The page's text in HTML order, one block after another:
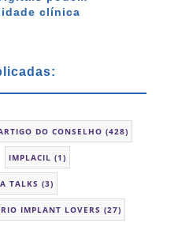
clínica
DO CONSELHO (428)
IMPLACIL (1)
TALKS (3)
IMPLANT LOVERS (27)